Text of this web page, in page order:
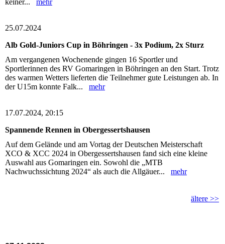
keiner... mehr
25.07.2024
Alb Gold-Juniors Cup in Böhringen - 3x Podium, 2x Sturz
Am vergangenen Wochenende gingen 16 Sportler und
Sportlerinnen des RV Gomaringen in Böhringen an den Start. Trotz
des warmen Wetters lieferten die Teilnehmer gute Leistungen ab. In
der U15m konnte Falk... mehr
17.07.2024, 20:15
Spannende Rennen in Obergessertshausen
Auf dem Gelände und am Vortag der Deutschen Meisterschaft
XCO & XCC 2024 in Obergessertshausen fand sich eine kleine
Auswahl aus Gomaringen ein. Sowohl die „MTB
Nachwuchssichtung 2024“ als auch die Allgäuer... mehr
ältere >>